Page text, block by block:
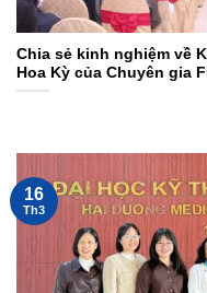
Chia sẻ kinh nghiệm về
Hoa Kỳ của Chuyên gia
16
Th3